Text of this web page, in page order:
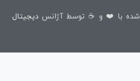
شده با ❤️ و ☕ توسط آژانس دیجیتال